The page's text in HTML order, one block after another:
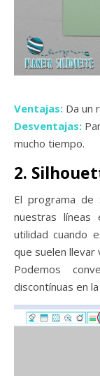
Ventajas: Da un
Desventajas:
mucho tiempo.
2.
El programa de
nuestras líneas
utilidad cuando
que suelen llevar
Podemos
discontínuas en